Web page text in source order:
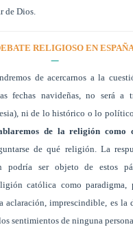
de Dios.
RELIGIOSO EN
de acercarnos a la
fechas navideñas, no será a
ni de lo histórico o lo
de la religión como
de qué religión. La
podría ser objeto de estos
católica como paradigma,
aclaración, imprescindible, es la
sentimientos de ninguna